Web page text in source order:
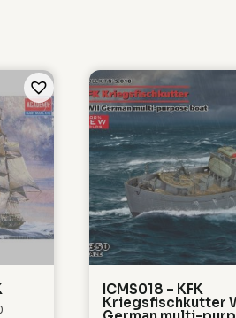
ICMS018 – KFK
Kriegsfischkutter